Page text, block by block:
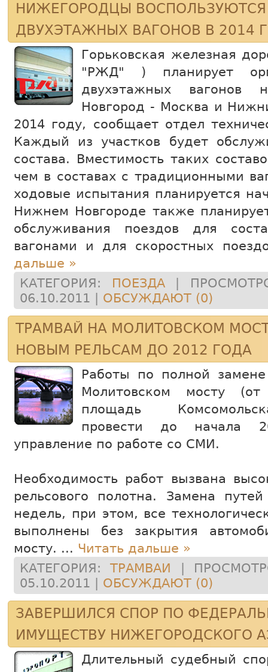
НИЖЕГОРОДЦЫ ВОСПОЛЬЗУЮТСЯ
ДВУХЭТАЖНЫХ ВАГОНОВ В 2014
Горьковская железная
"РЖД" ) планирует
двухэтажных вагонов
Новгород - Москва и
2014 году, сообщает отдел
Каждый из участков будет
состава. Вместимость таких
чем в составах с традиционными
ходовые испытания планируется
Нижнем Новгороде также
обслуживания поездов для
вагонами и для скоростных
дальше »
КАТЕГОРИЯ: ПОЕЗДА|
06.10.2011 | ОБСУЖДАЮТ (0)
ТРАМВАЙ НА МОЛИТОВСКОМ
НОВЫМ РЕЛЬСАМ ДО 2012 ГОДА
Работы по полной
Молитовском мосту
площадь
провести до начала
управление по работе со СМИ.
Необходимость работ вызвана
рельсового полотна. Замена
недель, при этом, все
выполнены без закрытия
мосту. ... Читать дальше »
КАТЕГОРИЯ:ТРАМВАИ |
05.10.2011 | ОБСУЖДАЮТ (0)
ЗАВЕРШИЛСЯ СПОР ПО
ИМУЩЕСТВУ НИЖЕГОРОДСКОГО
Длительный судебный